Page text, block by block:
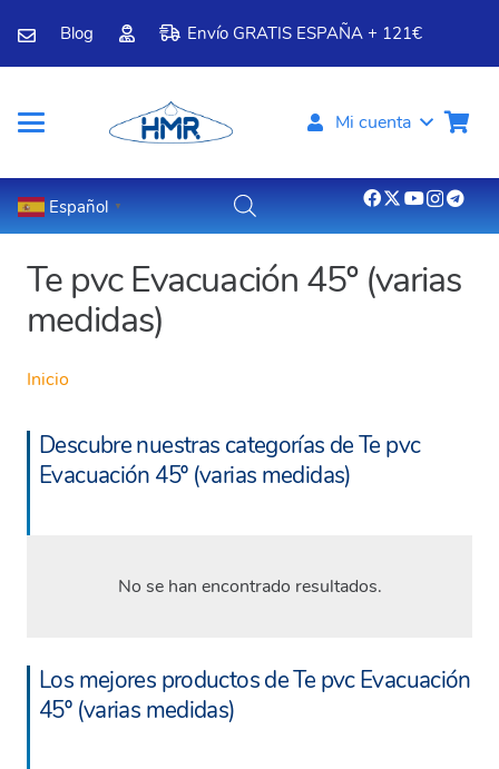
Blog Envío GRATIS ESPAÑA + 121€
Mi cuenta
Español ▼
Te pvc Evacuación 45º (varias
medidas)
Inicio
Descubre nuestras categorías de Te pvc
Evacuación 45º (varias medidas)
No se han encontrado resultados.
Los mejores productos de Te pvc Evacuación
45º (varias medidas)